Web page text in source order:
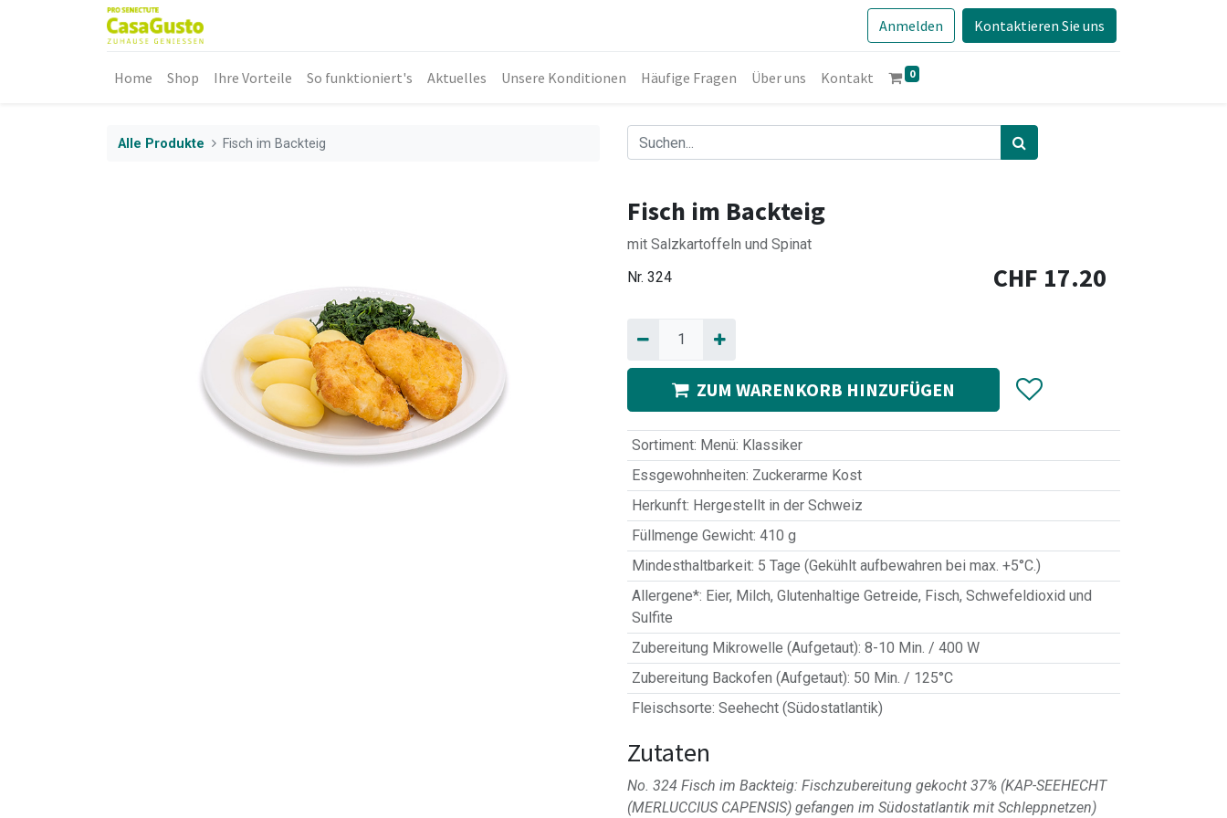
Anmelden Kontaktieren Sie uns
Home Shop Ihre Vorteile So funktioniert's Aktuelles Unsere Konditionen Häufige Fragen Über uns Kontakt 0
Alle Produkte Fisch im Backteig
Fisch im Backteig
mit Salzkartoffeln und Spinat
Nr. 324 CHF 17.20
ZUM WARENKORB HINZUFÜGEN
Sortiment: Menü: Klassiker
Essgewohnheiten: Zuckerarme Kost
Herkunft: Hergestellt in der Schweiz
Füllmenge Gewicht: 410 g
Mindesthaltbarkeit: 5 Tage (Gekühlt aufbewahren bei max. +5°C.)
Allergene*: Eier, Milch, Glutenhaltige Getreide, Fisch, Schwefeldioxid und
Sulfite
Zubereitung Mikrowelle (Aufgetaut): 8-10 Min. / 400 W
Zubereitung Backofen (Aufgetaut): 50 Min. / 125°C
Fleischsorte: Seehecht (Südostatlantik)
Zutaten
No. 324 Fisch im Backteig: Fischzubereitung gekocht 37% (KAP-SEEHECHT
(MERLUCCIUS CAPENSIS) gefangen im Südostatlantik mit Schleppnetzen)